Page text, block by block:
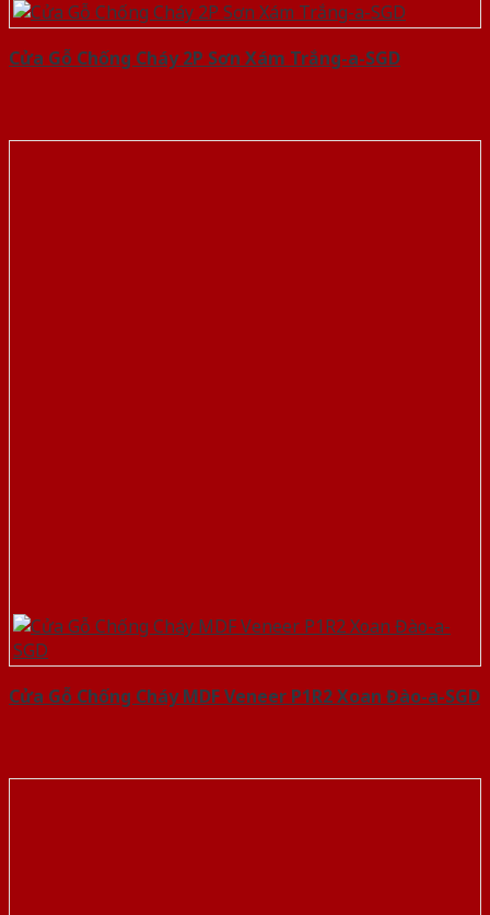
Cửa Gỗ Chống Cháy 2P Sơn Xám Trắng-a-SGD
Cửa Gỗ Chống Cháy MDF Veneer P1R2 Xoan Đào-a-SGD